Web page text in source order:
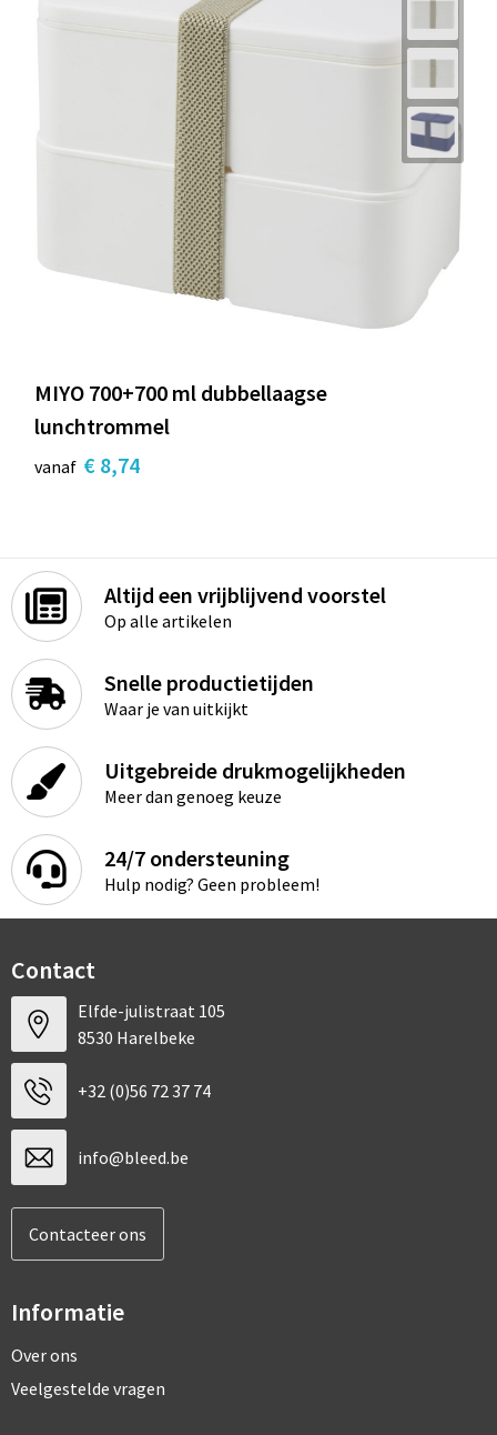
MIYO 700+700 ml dubbellaagse
lunchtrommel
vanaf € 8,74
Altijd een vrijblijvend voorstel
Op alle artikelen
Snelle productietijden
Waar je van uitkijkt
Uitgebreide drukmogelijkheden
Meer dan genoeg keuze
24/7 ondersteuning
Hulp nodig? Geen probleem!
Contact
Elfde-julistraat 105
8530 Harelbeke
+32 (0)56 72 37 74
info@bleed.be
Contacteer ons
Informatie
Over ons
Veelgestelde vragen